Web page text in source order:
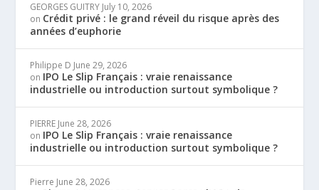
GEORGES GUITRY July 10, 2026
on Crédit privé : le grand réveil du risque après des
années d’euphorie
Philippe D June 29, 2026
on IPO Le Slip Français : vraie renaissance
industrielle ou introduction surtout symbolique ?
PIERRE June 28, 2026
on IPO Le Slip Français : vraie renaissance
industrielle ou introduction surtout symbolique ?
Pierre June 28, 2026